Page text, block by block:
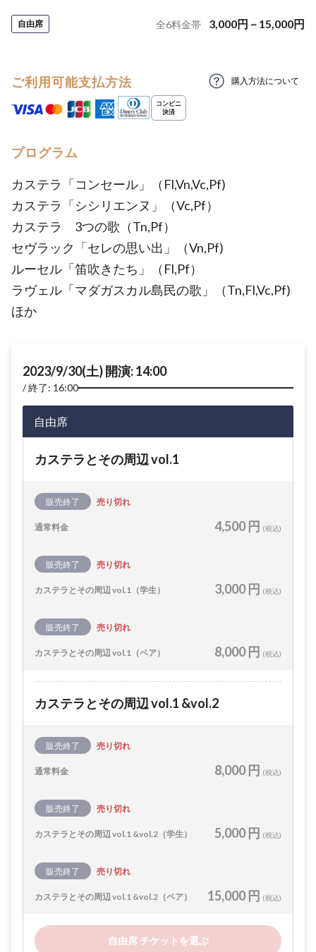
自由席 全6料金帯 3,000円 ~ 15,000円
ご利用可能支払方法 購入方法について
プログラム
カステラ「コンセール」（Fl,Vn,Vc,Pf)
カステラ「シシリエンヌ」（Vc,Pf）
カステラ 3つの歌（Tn,Pf）
セヴラック「セレの思い出」（Vn,Pf)
ルーセル「笛吹きたち」（Fl,Pf）
ラヴェル「マダガスカル島民の歌」（Tn,Fl,Vc,Pf)
ほか
2023/9/30(土) 開演: 14:00
終了: 16:00
自由席
カステラとその周辺 vol.1
販売終了 売り切れ
通常料金 4,500 円 (税込)
販売終了 売り切れ
カステラとその周辺 vol.1（学生） 3,000 円 (税込)
販売終了 売り切れ
カステラとその周辺 vol.1（ペア） 8,000 円 (税込)
カステラとその周辺 vol.1 &vol.2
販売終了 売り切れ
通常料金 8,000 円 (税込)
販売終了 売り切れ
カステラとその周辺 vol.1 &vol.2（学生） 5,000 円 (税込)
販売終了 売り切れ
カステラとその周辺 vol.1 &vol.2（ペア） 15,000 円 (税込)
自由席 チケットを選ぶ